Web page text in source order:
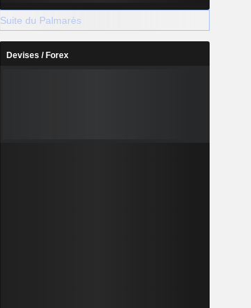
Suite du Palmarès
Devises / Forex